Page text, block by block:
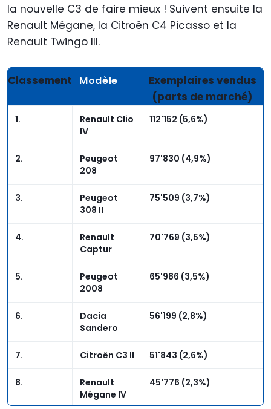
la nouvelle C3 de faire mieux ! Suivent ensuite la
Renault Mégane, la Citroën C4 Picasso et la
Renault Twingo III.
Classement Modèle
Exemplaires vendus
(parts de marché)
1.
Renault Clio
IV
112'152 (5,6%)
2.
Peugeot
208
97'830 (4,9%)
3.
Peugeot
308 II
75'509 (3,7%)
4.
Renault
Captur
70'769 (3,5%)
5.
Peugeot
2008
65'986 (3,5%)
6.
Dacia
Sandero
56'199 (2,8%)
7. Citroën C3 II 51'843 (2,6%)
8.
Renault
Mégane IV
45'776 (2,3%)